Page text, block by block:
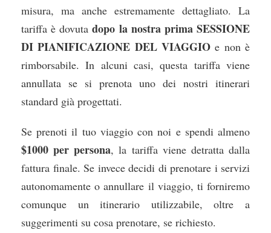
misura, ma anche estremamente dettagliato. La
tariffa è dovutadopo la nostra prima SESSIONE
DI PIANIFICAZIONE DEL VIAGGIO e non è
rimborsabile. In alcuni casi, questa tariffa viene
annullata se si prenota uno dei nostri itinerari
standard già progettati.
Se prenoti il tuo viaggio con noi e spendi almeno
$1000 per persona, la tariffa viene detratta dalla
fattura finale. Se invece decidi di prenotare i servizi
autonomamente o annullare il viaggio, ti forniremo
comunque un itinerario utilizzabile, oltre a
suggerimenti su cosa prenotare, se richiesto.